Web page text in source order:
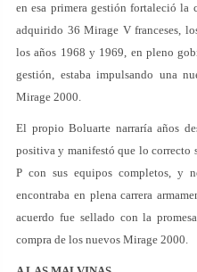
en esa primera gestión fortaleció la
adquirido 36 Mirage V franceses,
los años 1968 y 1969, en pleno
gestión, estaba impulsando una
Mirage 2000.
El propio Boluarte narraría años
positiva y manifestó que lo correcto
P con sus equipos completos, y
encontraba en plena carrera
acuerdo fue sellado con la
compra de los nuevos Mirage 2000.